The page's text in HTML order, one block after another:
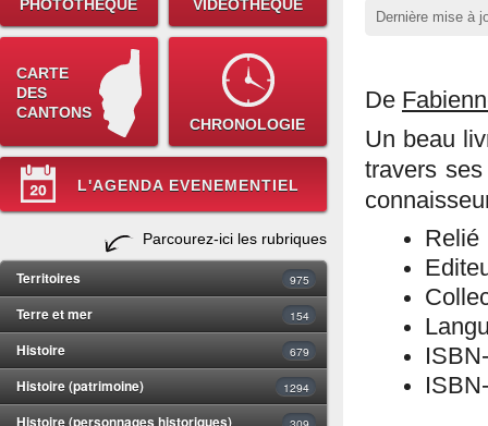
PHOTOTHEQUE VIDEOTHEQUE
CARTE
DES
CANTONS
CHRONOLOGIE
L'AGENDA EVENEMENTIEL
Parcourez-ici les rubriques
Territoires 975
Terre et mer 154
Histoire 679
Histoire (patrimoine) 1294
Histoire (personnages historiques)
Dernière mise à
De
Un beau
travers
Relié